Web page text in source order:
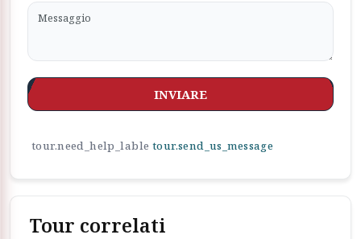
INVIARE
tour.need_help_lable tour.send_us_message
Tour correlati